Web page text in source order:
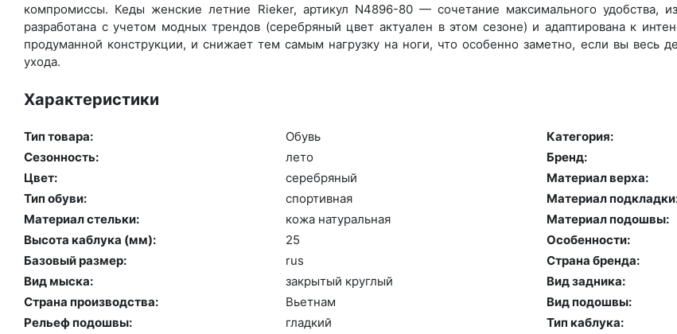
компромиссы. Кеды женские летние Rieker, артикул N4896-80 — сочетание максимального удобства,
разработана с учетом модных трендов (се­реб­ря­ный цвет актуален в этом сезоне) и адаптирована к
продуманной конструкции, и снижает тем самым нагрузку на ноги, что особенно заметно, если вы весь
ухода.
Характеристики
Тип товара: Обувь Категория:
Сезонность:
ле­то Бренд:
Цвет:
се­реб­ря­ный Материал верха:
Тип обуви:
спор­тивная Материал
Материал стельки:
ко­жа на­тураль­ная Материал подошвы:
Высота каблука (мм):
25 Особенности:
Базовый размер:
rus Страна бренда:
Вид мыска:
зак­ры­тый круг­лый Вид задника:
Страна производства:
Вь­ет­нам Вид подошвы:
Рельеф подошвы:
глад­кий Тип каблука: